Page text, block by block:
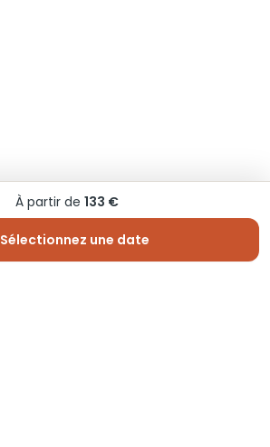
À partir de 133 €
Sélectionnez une date